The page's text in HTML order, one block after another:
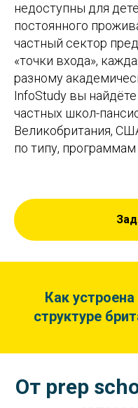
недоступны для
постоянного
частный сектор
«точки входа»,
разному
InfoStudy вы
частных школ-
Великобритания,
по типу, программам
Как
структуре
От prep